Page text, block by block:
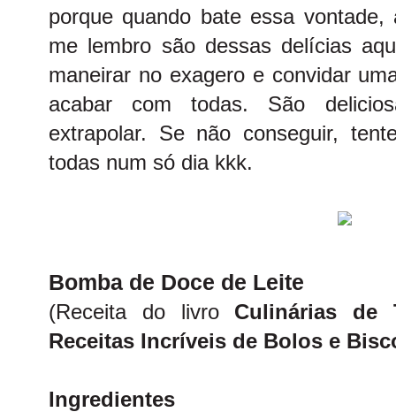
porque quando bate essa
me lembro são dessas delícias
maneirar no exagero e convidar
acabar com todas. São
extrapolar. Se não conseguir,
todas num só dia kkk.
Bomba de Doce de Leite
(Receita do livro Culinárias de
Receitas Incríveis de Bolos e
Ingredientes